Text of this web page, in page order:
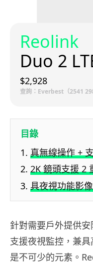
Reolink
Duo 2
$2,928
查詢：Everbest（2541
目錄
真無線操作 +
2K 鏡頭支援 2
具夜視功能影
針對需要戶外提供
支援夜視監控，兼
是不可少的元素。